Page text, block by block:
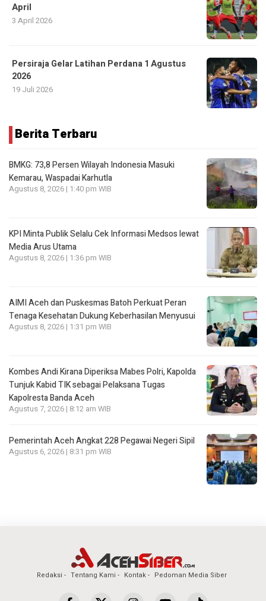
April
3 April 2026
Persiraja Gelar Latihan Perdana 1 Agustus
2026
19 Juli 2026
Berita Terbaru
BMKG: 73,8 Persen Wilayah Indonesia Masuki
Kemarau, Waspadai Karhutla
Agustus 8, 2026 | 1:40 pm WIB
KPI Minta Publik Selalu Cek Informasi Medsos lewat
Media Arus Utama
Agustus 8, 2026 | 1:36 pm WIB
AIMI Aceh dan Puskesmas Batoh Perkuat Peran
Tenaga Kesehatan Dukung Keberhasilan Menyusui
Agustus 8, 2026 | 1:31 pm WIB
Kombes Andi Kirana Diperiksa Mabes Polri, Kapolda
Tunjuk Kabid TIK sebagai Pelaksana Tugas
Kapolresta Banda Aceh
Agustus 7, 2026 | 8:12 am WIB
Pemerintah Aceh Angkat 228 Pegawai Negeri Sipil
Agustus 6, 2026 | 8:31 pm WIB
Redaksi Tentang Kami Kontak Pedoman Media Siber